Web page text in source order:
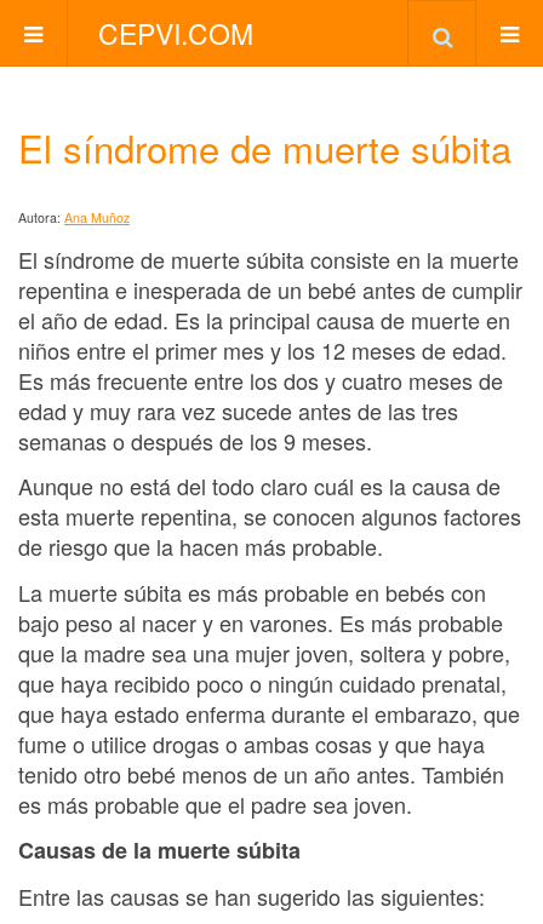
CEPVI.COM
El síndrome de muerte súbita
Autora: Ana Muñoz
El síndrome de muerte súbita consiste en la muerte
repentina e inesperada de un bebé antes de cumplir
el año de edad. Es la principal causa de muerte en
niños entre el primer mes y los 12 meses de edad.
Es más frecuente entre los dos y cuatro meses de
edad y muy rara vez sucede antes de las tres
semanas o después de los 9 meses.
Aunque no está del todo claro cuál es la causa de
esta muerte repentina, se conocen algunos factores
de riesgo que la hacen más probable.
La muerte súbita es más probable en bebés con
bajo peso al nacer y en varones. Es más probable
que la madre sea una mujer joven, soltera y pobre,
que haya recibido poco o ningún cuidado prenatal,
que haya estado enferma durante el embarazo, que
fume o utilice drogas o ambas cosas y que haya
tenido otro bebé menos de un año antes. También
es más probable que el padre sea joven.
Causas de la muerte súbita
Entre las causas se han sugerido las siguientes: